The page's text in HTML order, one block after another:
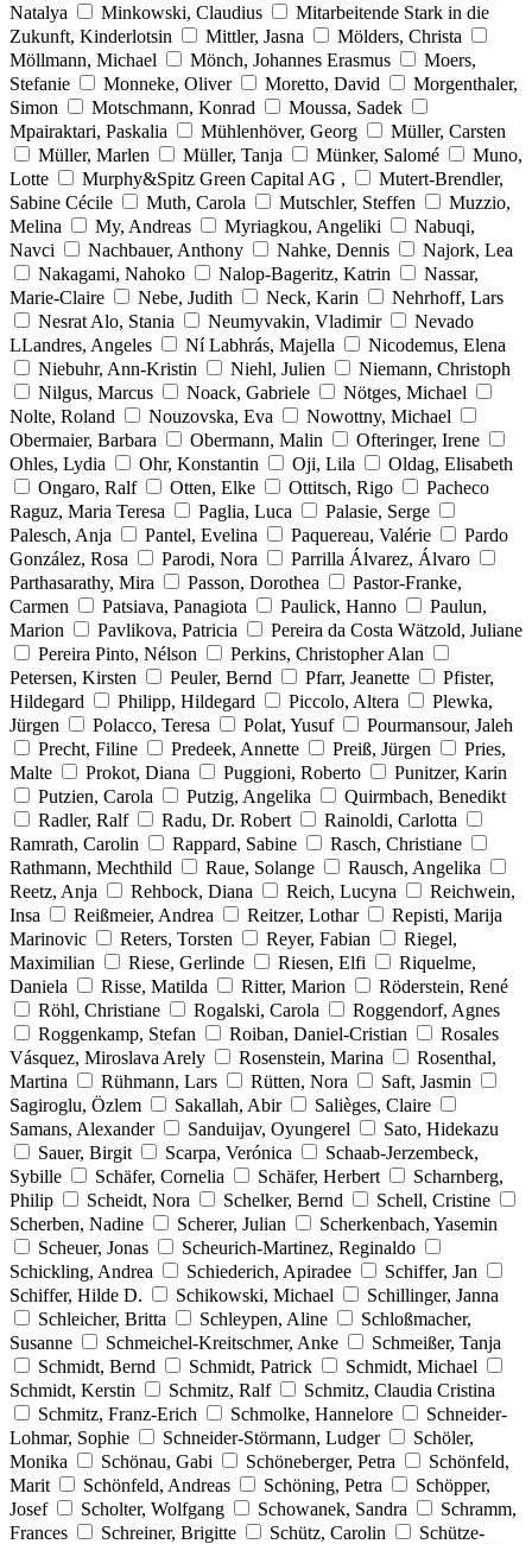
Natalya
Minkowski, Claudius
Mitarbeitende Stark in die
Zukunft, Kinderlotsin
Mittler, Jasna
Mölders, Christa
Möllmann, Michael
Mönch, Johannes Erasmus
Moers,
Stefanie
Monneke, Oliver Moretto, David
Morgenthaler,
Simon
Motschmann, Konrad
Moussa, Sadek
Mpairaktari, Paskalia
Mühlenhöver, Georg
Müller, Carsten
Müller, Marlen
Müller, Tanja Münker, Salomé
Muno,
Lotte
Murphy&Spitz Green Capital AG ,
Mutert-Brendler,
Sabine Cécile
Muth, Carola Mutschler, Steffen
Muzzio,
Melina
My, Andreas Myriagkou, Angeliki
Nabuqi,
Navci
Nachbauer, Anthony Nahke, Dennis
Najork, Lea
Nakagami, Nahoko
Nalop-Bageritz, Katrin
Nassar,
Marie-Claire
Nebe, Judith Neck, Karin
Nehrhoff, Lars
Nesrat Alo, Stania
Neumyvakin, Vladimir
Nevado
LLandres, Angeles
Ní Labhrás, Majella
Nicodemus, Elena
Niebuhr, Ann-Kristin
Niehl, Julien
Niemann, Christoph
Nilgus, Marcus
Noack, Gabriele
Nötges, Michael
Nolte, Roland
Nouzovska, Eva
Nowottny, Michael
Obermaier, Barbara
Obermann, Malin
Ofteringer, Irene
Ohles, Lydia
Ohr, Konstantin Oji, Lila
Oldag, Elisabeth
Ongaro, Ralf
Otten, Elke Ottitsch, Rigo
Pacheco
Raguz, Maria Teresa
Paglia, Luca
Palasie, Serge
Palesch, Anja
Pantel, Evelina Paquereau, Valérie
Pardo
González, Rosa
Parodi, Nora
Parrilla Álvarez, Álvaro
Parthasarathy, Mira
Passon, Dorothea
Pastor-Franke,
Carmen
Patsiava, Panagiota Paulick, Hanno
Paulun,
Marion
Pavlikova, Patricia
Pereira da Costa Wätzold, Juliane
Pereira Pinto, Nélson
Perkins, Christopher Alan
Petersen, Kirsten
Peuler, Bernd Pfarr, Jeanette
Pfister,
Hildegard
Philipp, Hildegard Piccolo, Altera
Plewka,
Jürgen
Polacco, Teresa Polat, Yusuf
Pourmansour, Jaleh
Precht, Filine
Predeek, Annette Preiß, Jürgen
Pries,
Malte
Prokot, Diana Puggioni, Roberto
Punitzer, Karin
Putzien, Carola
Putzig, Angelika
Quirmbach, Benedikt
Radler, Ralf
Radu, Dr. Robert
Rainoldi, Carlotta
Ramrath, Carolin
Rappard, Sabine
Rasch, Christiane
Rathmann, Mechthild
Raue, Solange
Rausch, Angelika
Reetz, Anja
Rehbock, Diana Reich, Lucyna
Reichwein,
Insa
Reißmeier, Andrea Reitzer, Lothar
Repisti, Marija
Marinovic
Reters, Torsten Reyer, Fabian
Riegel,
Maximilian
Riese, Gerlinde Riesen, Elfi
Riquelme,
Daniela
Risse, Matilda Ritter, Marion
Röderstein, René
Röhl, Christiane
Rogalski, Carola
Roggendorf, Agnes
Roggenkamp, Stefan
Roiban, Daniel-Cristian
Rosales
Vásquez, Miroslava Arely
Rosenstein, Marina
Rosenthal,
Martina
Rühmann, Lars Rütten, Nora
Saft, Jasmin
Sagiroglu, Özlem
Sakallah, Abir
Salièges, Claire
Samans, Alexander
Sanduijav, Oyungerel
Sato, Hidekazu
Sauer, Birgit
Scarpa, Verónica
Schaab-Jerzembeck,
Sybille
Schäfer, Cornelia Schäfer, Herbert
Scharnberg,
Philip
Scheidt, Nora Schelker, Bernd
Schell, Cristine
Scherben, Nadine
Scherer, Julian
Scherkenbach, Yasemin
Scheuer, Jonas
Scheurich-Martinez, Reginaldo
Schickling, Andrea
Schiederich, Apiradee
Schiffer, Jan
Schiffer, Hilde D.
Schikowski, Michael
Schillinger, Janna
Schleicher, Britta
Schleypen, Aline
Schloßmacher,
Susanne
Schmeichel-Kreitschmer, Anke
Schmeißer, Tanja
Schmidt, Bernd
Schmidt, Patrick
Schmidt, Michael
Schmidt, Kerstin
Schmitz, Ralf
Schmitz, Claudia Cristina
Schmitz, Franz-Erich
Schmolke, Hannelore
Schneider-
Lohmar, Sophie
Schneider-Störmann, Ludger
Schöler,
Monika
Schönau, Gabi Schöneberger, Petra
Schönfeld,
Marit
Schönfeld, Andreas Schöning, Petra
Schöpper,
Josef
Scholter, Wolfgang Schowanek, Sandra
Schramm,
Frances
Schreiner, Brigitte Schütz, Carolin
Schütze-